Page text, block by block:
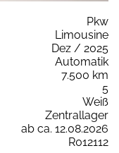
Pkw
Limousine
Dez / 2025
Automatik
7.500 km
5
Weiß
Zentrallager
ab ca. 12.08.2026
R012112